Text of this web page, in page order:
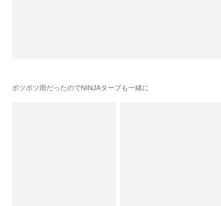
ポツポツ雨だったのでNINJAタープも一緒に